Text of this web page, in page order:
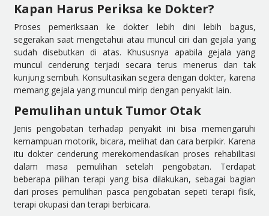
Kapan Harus Periksa ke Dokter?
Proses pemeriksaan ke dokter lebih dini lebih bagus,
segerakan saat mengetahui atau muncul ciri dan gejala yang
sudah disebutkan di atas. Khususnya apabila gejala yang
muncul cenderung terjadi secara terus menerus dan tak
kunjung sembuh. Konsultasikan segera dengan dokter, karena
memang gejala yang muncul mirip dengan penyakit lain.
Pemulihan untuk Tumor Otak
Jenis pengobatan terhadap penyakit ini bisa memengaruhi
kemampuan motorik, bicara, melihat dan cara berpikir. Karena
itu dokter cenderung merekomendasikan proses rehabilitasi
dalam masa pemulihan setelah pengobatan. Terdapat
beberapa pilihan terapi yang bisa dilakukan, sebagai bagian
dari proses pemulihan pasca pengobatan sepeti terapi fisik,
terapi okupasi dan terapi berbicara.